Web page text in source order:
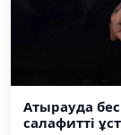
Атырауда
салафитті